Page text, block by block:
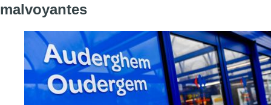
malvoyantes